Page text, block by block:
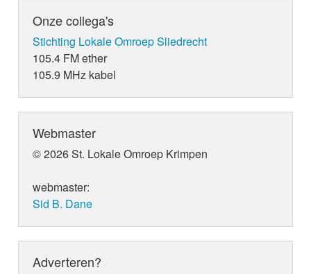
Onze collega's
Stichting Lokale Omroep Sliedrecht
105.4 FM ether
105.9 MHz kabel
Webmaster
© 2026 St. Lokale Omroep Krimpen
webmaster:
Sid B. Dane
Adverteren?